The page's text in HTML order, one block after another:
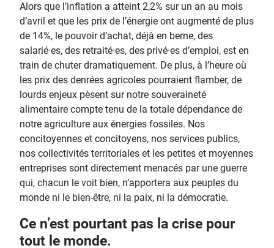
Alors que l’inflation a atteint 2,2% sur un an au mois
d’avril et que les prix de l’énergie ont augmenté de plus
de 14%, le pouvoir d’achat, déjà en berne, des
salarié·es, des retraité·es, des privé·es d’emploi, est en
train de chuter dramatiquement. De plus, à l’heure où
les prix des denrées agricoles pourraient flamber, de
lourds enjeux pèsent sur notre souveraineté
alimentaire compte tenu de la totale dépendance de
notre agriculture aux énergies fossiles. Nos
concitoyennes et concitoyens, nos services publics,
nos collectivités territoriales et les petites et moyennes
entreprises sont directement menacés par une guerre
qui, chacun le voit bien, n’apportera aux peuples du
monde ni le bien-être, ni la paix, ni la démocratie.
Ce n’est pourtant pas la crise pour
tout le monde.